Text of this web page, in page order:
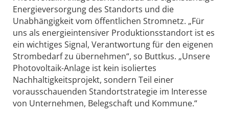
Energieversorgung des Standorts und die
Unabhängigkeit vom öffentlichen Stromnetz. „Für
uns als energieintensiver Produktionsstandort ist es
ein wichtiges Signal, Verantwortung für den eigenen
Strombedarf zu übernehmen“, so Buttkus. „Unsere
Photovoltaik-Anlage ist kein isoliertes
Nachhaltigkeitsprojekt, sondern Teil einer
vorausschauenden Standortstrategie im Interesse
von Unternehmen, Belegschaft und Kommune.“